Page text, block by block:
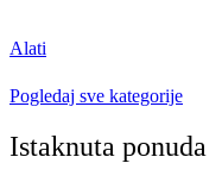
Alati
Pogledaj sve kategorije
Istaknuta ponuda